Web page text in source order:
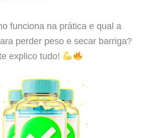
funciona na prática e qual a
perder peso e secar barriga?
explico tudo!